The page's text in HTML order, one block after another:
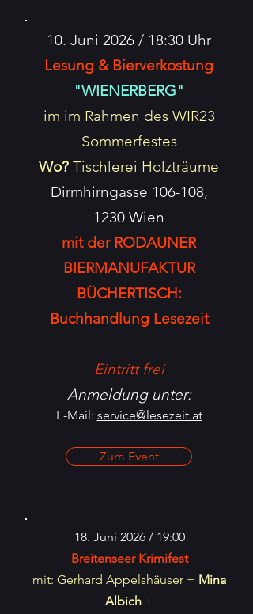
10. Juni 2026 / 18:30 Uhr
Lesung & Bierverkostung
"WIENERBERG"
im im Rahmen des WIR23
Sommerfestes
Wo? Tischlerei Holzträume
Dirmhirngasse 106-108,
1230 Wien
mit der RODAUNER
BIERMANUFAKTUR
BÜCHERTISCH:
Buchhandlung Lesezeit
Eintritt frei
Anmeldung unter:
E-Mail: service@lesezeit.at
Zum Event
18. Juni 2026 / 19:00
Breitenseer Krimifest
mit: Gerhard Appelshäuser + Mina
Albich +